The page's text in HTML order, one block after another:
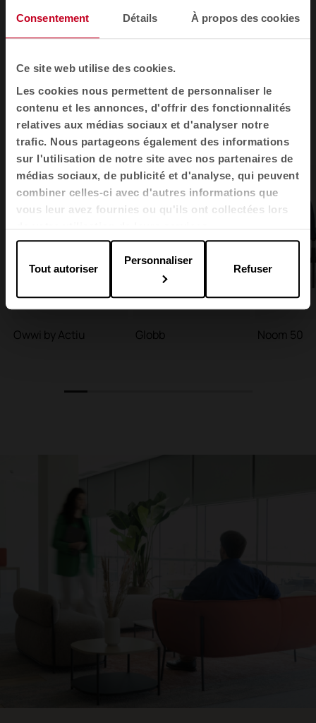
Consentement Détails À propos des cookies
Ce site web utilise des cookies.
Les cookies nous permettent de personnaliser le
contenu et les annonces, d'offrir des fonctionnalités
relatives aux médias sociaux et d'analyser notre
trafic. Nous partageons également des informations
sur l'utilisation de notre site avec nos partenaires de
médias sociaux, de publicité et d'analyse, qui peuvent
combiner celles-ci avec d'autres informations que
vous leur avez fournies ou qu'ils ont collectées lors
de votre utilisation de leurs services.
Tout autoriser
Personnaliser
Refuser
1
Voir toutes les images
Owwi by Actiu Globb Noom 50